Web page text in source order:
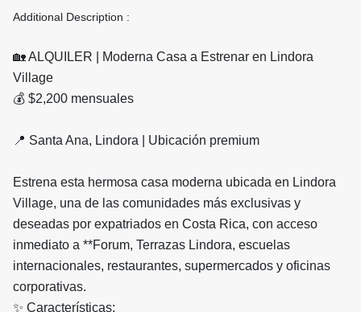
Additional Description :
🏡 ALQUILER | Moderna Casa a Estrenar en Lindora
Village
💰 $2,200 mensuales
📍 Santa Ana, Lindora | Ubicación premium
Estrena esta hermosa casa moderna ubicada en Lindora
Village, una de las comunidades más exclusivas y
deseadas por expatriados en Costa Rica, con acceso
inmediato a **Forum, Terrazas Lindora, escuelas
internacionales, restaurantes, supermercados y oficinas
corporativas.
✨ Características: